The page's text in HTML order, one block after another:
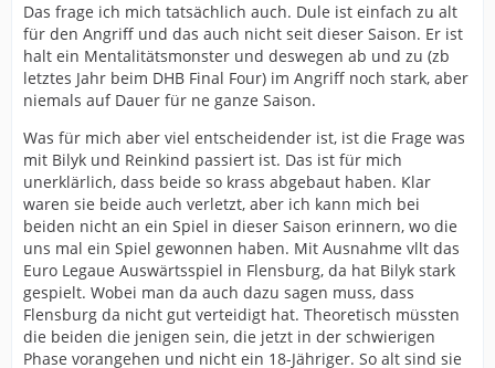
Das frage ich mich tatsächlich auch. Dule ist einfach zu alt
für den Angriff und das auch nicht seit dieser Saison. Er ist
halt ein Mentalitätsmonster und deswegen ab und zu (zb
letztes Jahr beim DHB Final Four) im Angriff noch stark, aber
niemals auf Dauer für ne ganze Saison.
Was für mich aber viel entscheidender ist, ist die Frage was
mit Bilyk und Reinkind passiert ist. Das ist für mich
unerklärlich, dass beide so krass abgebaut haben. Klar
waren sie beide auch verletzt, aber ich kann mich bei
beiden nicht an ein Spiel in dieser Saison erinnern, wo die
uns mal ein Spiel gewonnen haben. Mit Ausnahme vllt das
Euro Legaue Auswärtsspiel in Flensburg, da hat Bilyk stark
gespielt. Wobei man da auch dazu sagen muss, dass
Flensburg da nicht gut verteidigt hat. Theoretisch müssten
die beiden die jenigen sein, die jetzt in der schwierigen
Phase vorangehen und nicht ein 18-Jähriger. So alt sind sie